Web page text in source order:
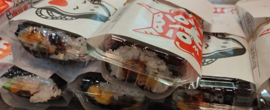
ン
ツ
へ
ス
キ
ッ
プ